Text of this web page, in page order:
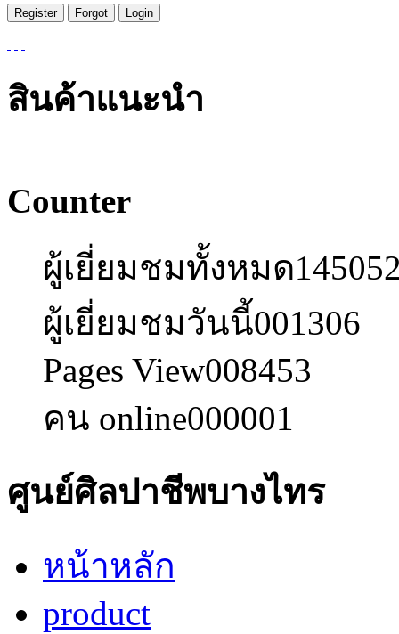
สินค้าแนะนำ
Counter
ผู้เยี่ยมชมทั้งหมด
ผู้เยี่ยมชมวันนี้001306
Pages View008453
คน online000001
ศูนย์ศิลปาชีพบางไทร
หน้าหลัก
product